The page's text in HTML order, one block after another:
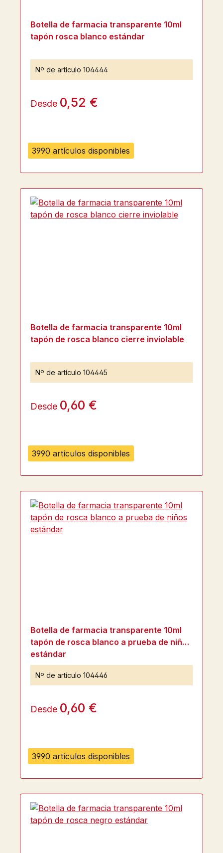
3990 artículos disponibles
Botella de farmacia transparente 10ml
tapón rosca blanco estándar
Nº de artículo 104444
Desde 0,52 €
3990 artículos disponibles
Botella de farmacia transparente 10ml
tapón de rosca blanco cierre inviolable
Nº de artículo 104445
Desde 0,60 €
3990 artículos disponibles
Botella de farmacia transparente 10ml
tapón de rosca blanco a prueba de niños
estándar
Nº de artículo 104446
Desde 0,60 €